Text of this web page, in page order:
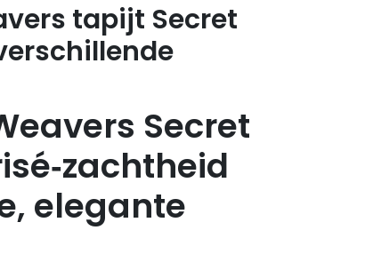
tapijt Secret
Secret
elegante